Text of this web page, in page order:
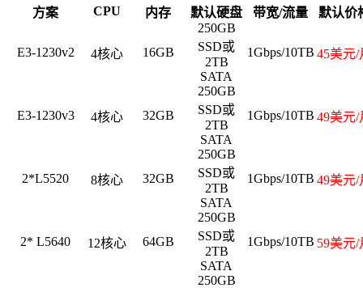
方案 CPU 内存 默认硬盘 带宽/流量 默认价
E3-1230v2 4核心 16GB
250GB
SSD或
2TB
SATA
1Gbps/10TB 45美元/
E3-1230v3 4核心 32GB
250GB
SSD或
2TB
SATA
1Gbps/10TB 49美元/
2*L5520 8核心 32GB
250GB
SSD或
2TB
SATA
1Gbps/10TB 49美元/
2* L5640 12核心 64GB
250GB
SSD或
2TB
SATA
1Gbps/10TB 59美元/
250GB